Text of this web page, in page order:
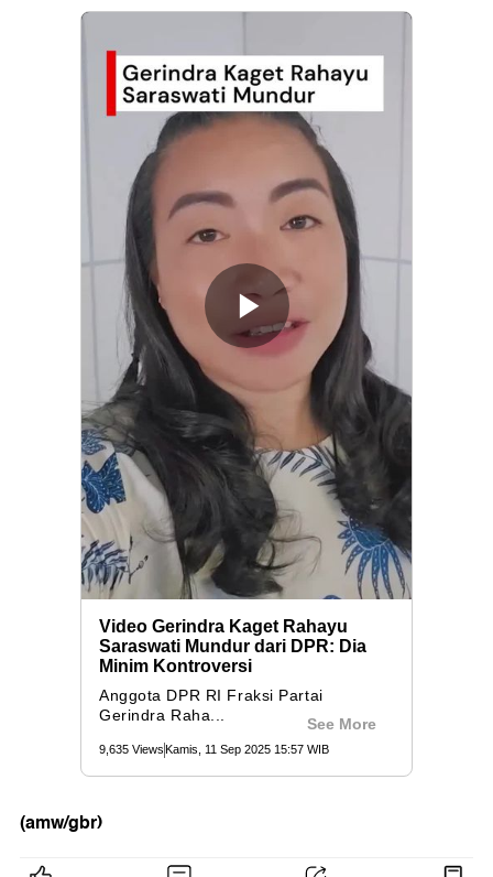
(amw/gbr)